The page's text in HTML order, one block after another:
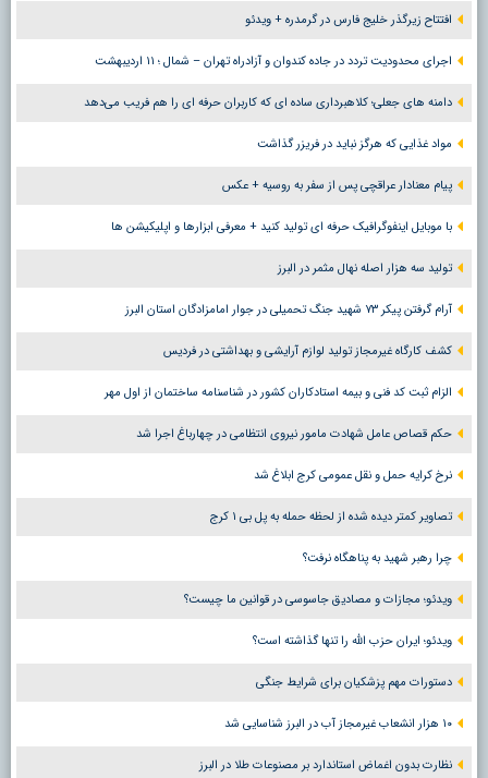
افتتاح زیرگذر خلیج فارس در گرمدره + ویدئو
اجرای محدودیت تردد در جاده کندوان و آزادراه تهران – شمال ؛ ١١ اردیبهشت
دامنه های جعلی؛ کلاهبرداری ساده ای که کاربران حرفه ای را هم فریب می‌دهد
مواد غذایی که هرگز نباید در فریزر گذاشت
پیام معنادار عراقچی پس از سفر به روسیه + عکس
با موبایل اینفوگرافیک حرفه ای تولید کنید + معرفی ابزارها و اپلیکیشن ها
تولید سه هزار اصله نهال مثمر در البرز
آرام گرفتن پیکر ۷۳ شهید جنگ تحمیلی در جوار امامزادگان استان البرز
کشف کارگاه غیرمجاز تولید لوازم آرایشی و بهداشتی در فردیس
الزام ثبت کد فنی و بیمه استادکاران کشور در شناسنامه ساختمان از اول مهر
حکم قصاص عامل شهادت مامور نیروی انتظامی در چهارباغ اجرا شد
نرخ کرایه حمل و نقل عمومی کرج ابلاغ شد
تصاویر کمتر دیده شده از لحظه حمله به پل بی ۱ کرج
چرا رهبر شهید به پناهگاه نرفت؟
ویدئو؛ مجازات و مصادیق جاسوسی در قوانین ما چیست؟
ویدئو؛ ایران حزب الله را تنها گذاشته است؟
دستورات مهم پزشکیان برای شرایط جنگی
۱۰ هزار انشعاب غیرمجاز آب در البرز شناسایی شد
نظارت بدون اغماض استاندارد بر مصنوعات طلا در البرز